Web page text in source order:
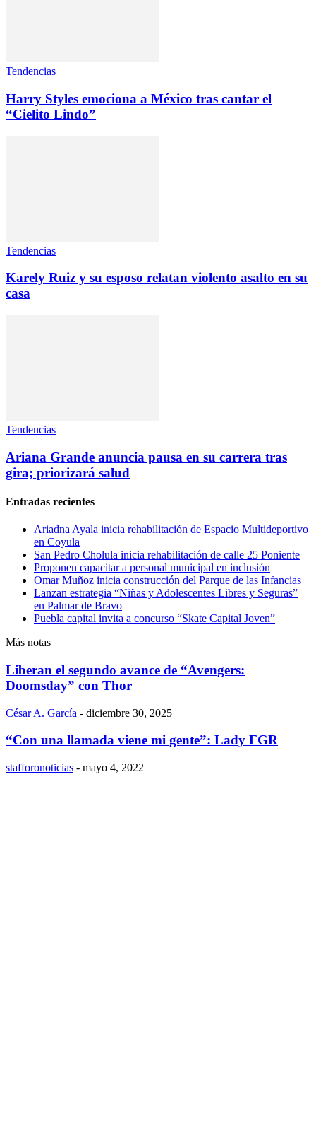
Tendencias
Harry Styles emociona a México tras cantar el
“Cielito Lindo”
Tendencias
Karely Ruiz y su esposo relatan violento asalto en su
casa
Tendencias
Ariana Grande anuncia pausa en su carrera tras
gira; priorizará salud
Entradas recientes
Ariadna Ayala inicia rehabilitación de Espacio Multideportivo
en Coyula
San Pedro Cholula inicia rehabilitación de calle 25 Poniente
Proponen capacitar a personal municipal en inclusión
Omar Muñoz inicia construcción del Parque de las Infancias
Lanzan estrategia “Niñas y Adolescentes Libres y Seguras”
en Palmar de Bravo
Puebla capital invita a concurso “Skate Capital Joven”
Más notas
Liberan el segundo avance de “Avengers:
Doomsday” con Thor
César A. García - diciembre 30, 2025
“Con una llamada viene mi gente”: Lady FGR
stafforonoticias - mayo 4, 2022